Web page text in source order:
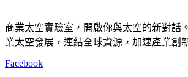
商業太空實驗室，開啟你與太空的新對話
業太空發展，連結全球資源，加速產業創
Facebook